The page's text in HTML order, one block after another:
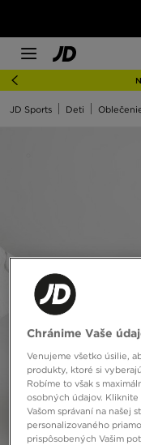
JD Sports Deti
Chránime Vaše
Venujeme všetko úsilie,
produkty, ktoré si
Robíme to však s
osobných údajov. Kliknite
Vašom správaní na našej
personalizovaného
prispôsobených Vašim